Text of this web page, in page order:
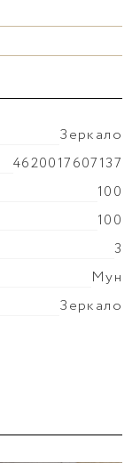
Зеркало
4620017607137
100
100
3
Мун
Зеркало